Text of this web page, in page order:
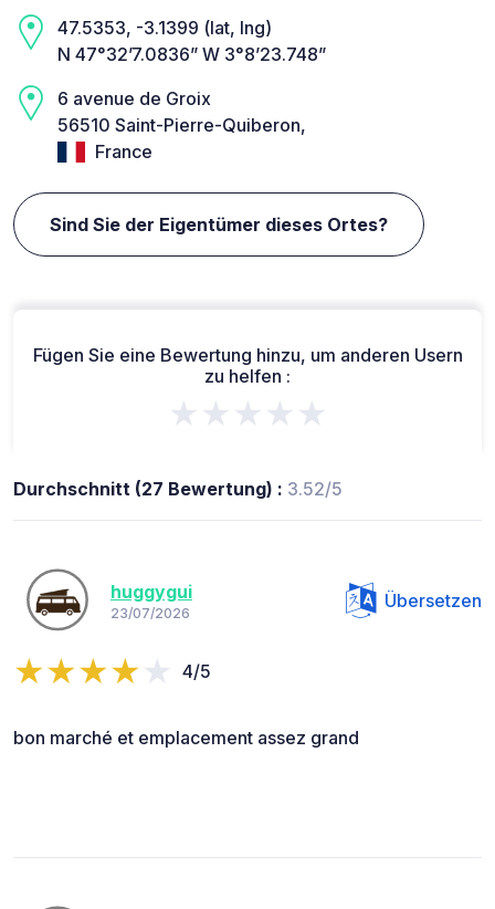
47.5353, -3.1399 (lat, lng)
N 47°32’7.0836” W 3°8’23.748”
6 avenue de Groix
56510 Saint-Pierre-Quiberon,
France
Sind Sie der Eigentümer dieses Ortes?
Fügen Sie eine Bewertung hinzu, um anderen Usern
zu helfen :
★★★★★
Durchschnitt (27 Bewertung) : 3.52/5
huggygui
23/07/2026
Übersetzen
4/5
bon marché et emplacement assez grand